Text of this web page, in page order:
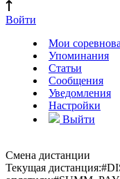
Войти
Мои
Упоминания
Статьи
Сообщения
Уведомления
Настройки
Выйти
Смена дистанции
Текущая дистанция: